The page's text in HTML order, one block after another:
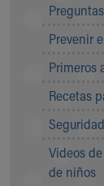
Department
Health Info
Health
Healthy Info,
Inside
KidsHealth
Family Library
Educational
Injury
Prevenir
Primeros
Recetas
Videos
de niños